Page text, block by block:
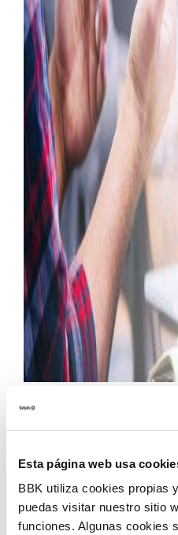
Esta página web usa
BBK utiliza cookies propias
puedas visitar nuestro sitio
funciones. Algunas cookies
Sostenible,
volverá a